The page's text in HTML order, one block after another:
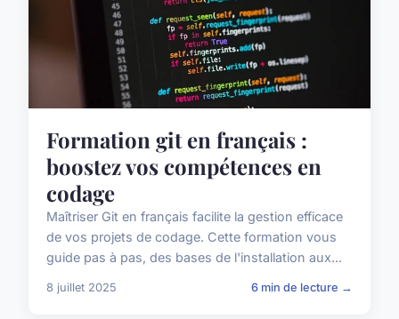
Formation git en français :
boostez vos compétences en
codage
Maîtriser Git en français facilite la gestion efficace
de vos projets de codage. Cette formation vous
guide pas à pas, des bases de l'installation aux...
8 juillet 2025 6 min de lecture →